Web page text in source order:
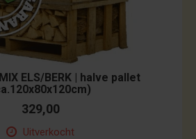
ELS/BERK | halve pallet
329,00
Uitverkocht